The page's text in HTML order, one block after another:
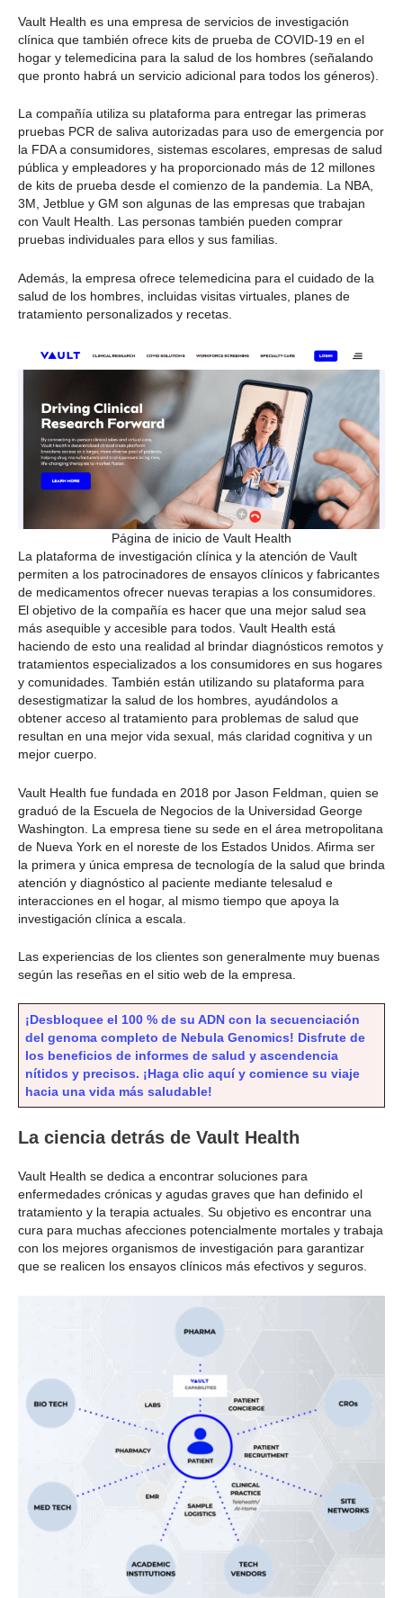
Vault Health es una empresa de servicios de investigación
clínica que también ofrece kits de prueba de COVID-19 en el
hogar y telemedicina para la salud de los hombres (señalando
que pronto habrá un servicio adicional para todos los géneros).
La compañía utiliza su plataforma para entregar las primeras
pruebas PCR de saliva autorizadas para uso de emergencia por
la FDA a consumidores, sistemas escolares, empresas de salud
pública y empleadores y ha proporcionado más de 12 millones
de kits de prueba desde el comienzo de la pandemia. La NBA,
3M, Jetblue y GM son algunas de las empresas que trabajan
con Vault Health. Las personas también pueden comprar
pruebas individuales para ellos y sus familias.
Además, la empresa ofrece telemedicina para el cuidado de la
salud de los hombres, incluidas visitas virtuales, planes de
tratamiento personalizados y recetas.
Página de inicio de Vault Health
La plataforma de investigación clínica y la atención de Vault
permiten a los patrocinadores de ensayos clínicos y fabricantes
de medicamentos ofrecer nuevas terapias a los consumidores.
El objetivo de la compañía es hacer que una mejor salud sea
más asequible y accesible para todos. Vault Health está
haciendo de esto una realidad al brindar diagnósticos remotos y
tratamientos especializados a los consumidores en sus hogares
y comunidades. También están utilizando su plataforma para
desestigmatizar la salud de los hombres, ayudándolos a
obtener acceso al tratamiento para problemas de salud que
resultan en una mejor vida sexual, más claridad cognitiva y un
mejor cuerpo.
Vault Health fue fundada en 2018 por Jason Feldman, quien se
graduó de la Escuela de Negocios de la Universidad George
Washington. La empresa tiene su sede en el área metropolitana
de Nueva York en el noreste de los Estados Unidos. Afirma ser
la primera y única empresa de tecnología de la salud que brinda
atención y diagnóstico al paciente mediante telesalud e
interacciones en el hogar, al mismo tiempo que apoya la
investigación clínica a escala.
Las experiencias de los clientes son generalmente muy buenas
según las reseñas en el sitio web de la empresa.
¡Desbloquee el 100 % de su ADN con la secuenciación
del genoma completo de Nebula Genomics! Disfrute de
los beneficios de informes de salud y ascendencia
nítidos y precisos. ¡Haga clic aquí y comience su viaje
hacia una vida más saludable!
La ciencia detrás de Vault Health
Vault Health se dedica a encontrar soluciones para
enfermedades crónicas y agudas graves que han definido el
tratamiento y la terapia actuales. Su objetivo es encontrar una
cura para muchas afecciones potencialmente mortales y trabaja
con los mejores organismos de investigación para garantizar
que se realicen los ensayos clínicos más efectivos y seguros.